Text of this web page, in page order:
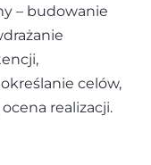
– budowanie
celów,
realizacji.